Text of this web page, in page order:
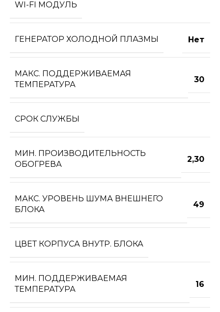
WI-FI МОДУЛЬ
ГЕНЕРАТОР ХОЛОДНОЙ ПЛАЗМЫ Нет
МАКС. ПОДДЕРЖИВАЕМАЯ
ТЕМПЕРАТУРА
30
СРОК СЛУЖБЫ
МИН. ПРОИЗВОДИТЕЛЬНОСТЬ
ОБОГРЕВА
2,30
МАКС. УРОВЕНЬ ШУМА ВНЕШНЕГО
БЛОКА
49
ЦВЕТ КОРПУСА ВНУТР. БЛОКА
МИН. ПОДДЕРЖИВАЕМАЯ
ТЕМПЕРАТУРА
16